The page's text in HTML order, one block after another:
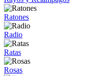
Ratones
Radio
Ratas
Rosas